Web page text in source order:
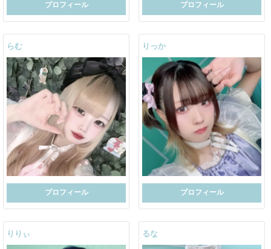
プロフィール プロフィール
らむ
プロフィール
りっか
プロフィール
りりぃ るな